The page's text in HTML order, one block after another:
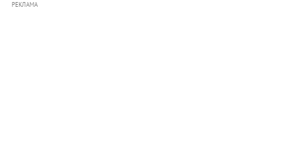
РЕКЛАМА